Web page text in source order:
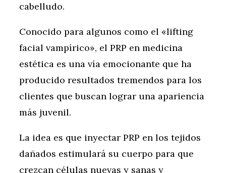
cabelludo.
Conocido para algunos como el «lifting
facial vampírico», el PRP en medicina
estética es una vía emocionante que ha
producido resultados tremendos para los
clientes que buscan lograr una apariencia
más juvenil.
La idea es que inyectar PRP en los tejidos
dañados estimulará su cuerpo para que
crezcan células nuevas y sanas y